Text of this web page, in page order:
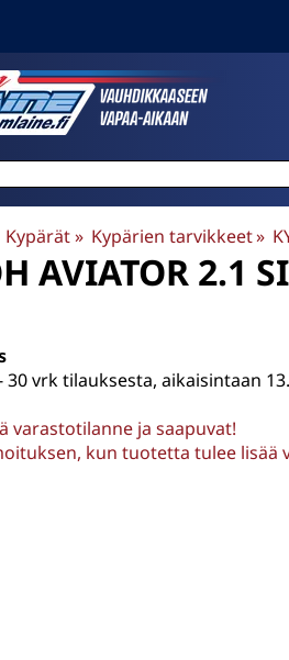
Kypärät‪» Kypärien tarvikkeet‪»
AVIATOR 2.1
30 vrk tilauksesta, aikaisintaan
varastotilanne ja saapuvat!
kun tuotetta tulee lisää